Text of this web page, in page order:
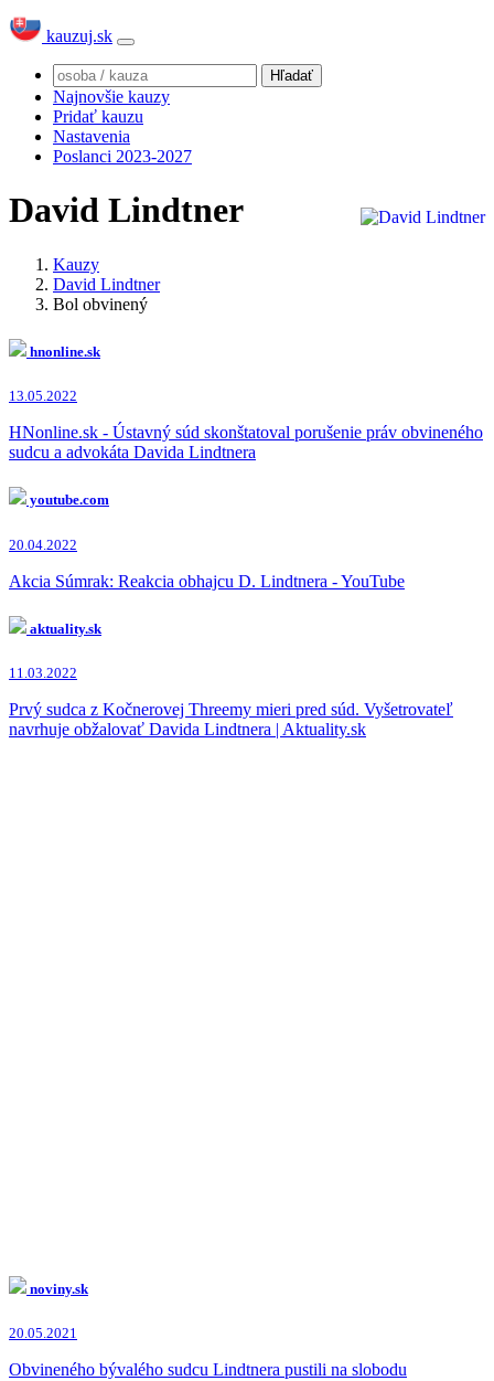
kauzuj.sk
Najnovšie kauzy
Pridať kauzu
Nastavenia
Poslanci 2023-2027
David Lindtner
Kauzy
David Lindtner
Bol obvinený
hnonline.sk
13.05.2022
HNonline.sk - Ústavný súd skonštatoval porušenie práv obvineného
sudcu a advokáta Davida Lindtnera
youtube.com
20.04.2022
Akcia Súmrak: Reakcia obhajcu D. Lindtnera - YouTube
aktuality.sk
11.03.2022
Prvý sudca z Kočnerovej Threemy mieri pred súd. Vyšetrovateľ
navrhuje obžalovať Davida Lindtnera | Aktuality.sk
noviny.sk
20.05.2021
Obvineného bývalého sudcu Lindtnera pustili na slobodu